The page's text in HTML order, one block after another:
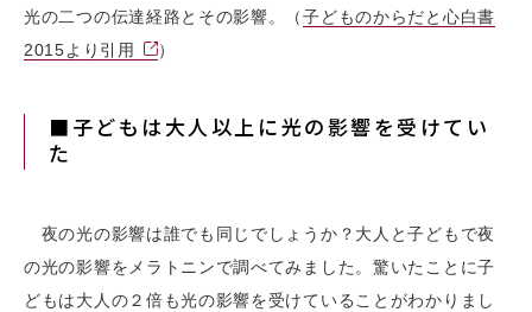
光の二つの伝達経路とその影響。（子どものからだと心白書
2015より引用
）
■子どもは大人以上に光の影響を受けてい
た
夜の光の影響は誰でも同じでしょうか？大人と子どもで夜
の光の影響をメラトニンで調べてみました。驚いたことに子
どもは大人の２倍も光の影響を受けていることがわかりまし